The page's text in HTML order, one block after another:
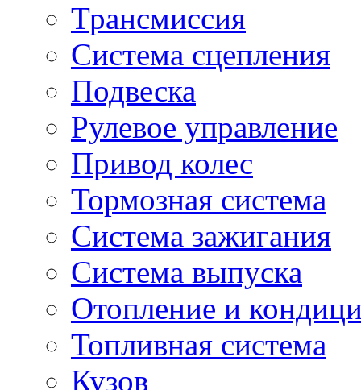
Трансмиссия
Система сцепления
Подвеска
Рулевое управление
Привод колес
Тормозная система
Система зажигания
Система выпуска
Отопление и
Топливная система
Кузов